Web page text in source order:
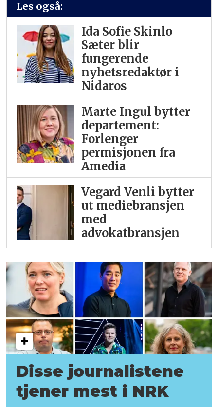
Les også:
Ida Sofie Skinlo
Sæter blir
fungerende
nyhetsredaktør i
Nidaros
Marte Ingul bytter
departement:
Forlenger
permisjonen fra
Amedia
Vegard Venli bytter
ut mediebransjen
med
advokatbransjen
Disse journalistene
tjener mest i NRK